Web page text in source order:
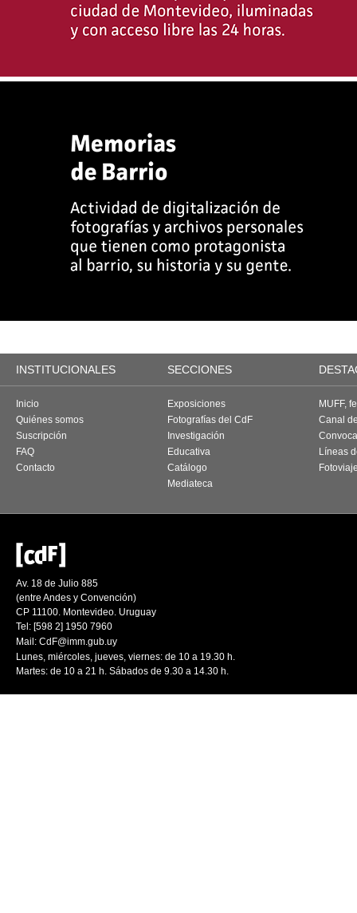
INSTITUCIONALES SECCIONES
Inicio
Quiénes somos
Suscripción
FAQ
Contacto
Exposiciones
Fotografías del CdF
Investigación
Educativa
Catálogo
Mediateca
MUFF,
Canal
Líneas
Av. 18 de Julio 885
(entre Andes y Convención)
CP 11100. Montevideo. Uruguay
Tel: [598 2] 1950 7960
Mail: CdF@imm.gub.uy
Lunes, miércoles, jueves, viernes: de 10 a 19.30 h.
Martes: de 10 a 21 h. Sábados de 9.30 a 14.30 h.